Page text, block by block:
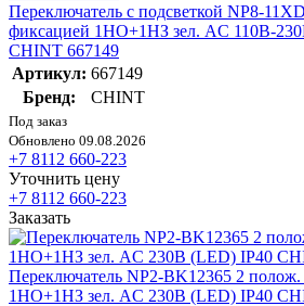
Переключатель с подсветкой NP8-
фиксацией 1НО+1НЗ зел. AC 110В-
CHINT 667149
Артикул: 667149
Бренд:
CHINT
Под заказ
Обновлено 09.08.2026
+7 8112 660-223
Уточнить цену
+7 8112 660-223
Заказать
Переключатель NP2-BK12365 2 полож.
1НО+1НЗ зел. AC 230В (LED) IP40